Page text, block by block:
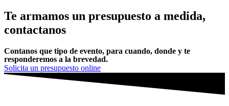
Te armamos un presupuesto a medida,
contactanos
Contanos que tipo de evento, para cuando, donde y te
responderemos a la brevedad.
Solicita un presupuesto online